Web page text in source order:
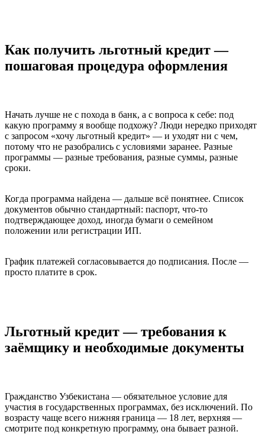
Как получить льготный кредит —
пошаговая процедура оформления
Начать лучше не с похода в банк, а с вопроса к себе: под
какую программу я вообще подхожу? Люди нередко приходят
с запросом «хочу льготный кредит» — и уходят ни с чем,
потому что не разобрались с условиями заранее. Разные
программы — разные требования, разные суммы, разные
сроки.
Когда программа найдена — дальше всё понятнее. Список
документов обычно стандартный: паспорт, что-то
подтверждающее доход, иногда бумаги о семейном
положении или регистрации ИП.
График платежей согласовывается до подписания. После —
просто платите в срок.
Льготный кредит — требования к
заёмщику и необходимые документы
Гражданство Узбекистана — обязательное условие для
участия в государственных программах, без исключений. По
возрасту чаще всего нижняя граница — 18 лет, верхняя —
смотрите под конкретную программу, она бывает разной.